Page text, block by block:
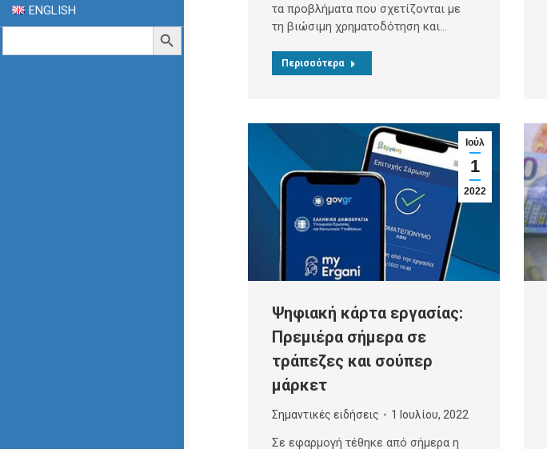
ENGLISH
Search
Search Button
τα προβλήματα που σχετίζονται με
τη βιώσιμη χρηματοδότηση και…
Περισσότερα
Ιούλ
1
2022
Ψηφιακή κάρτα εργασίας:
Πρεμιέρα σήμερα σε
τράπεζες και σούπερ
μάρκετ
Σημαντικές ειδήσεις 1 Ιουλίου, 2022
Σε εφαρμογή τέθηκε από σήμερα η